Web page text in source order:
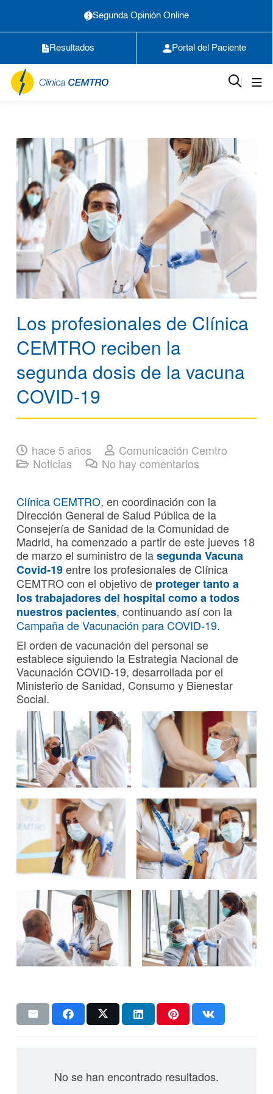
Segunda Opinión Online
Resultados Portal del Paciente
Los profesionales de Clínica
CEMTRO reciben la
segunda dosis de la vacuna
COVID-19
hace 5 años
Comunicación Cemtro
Noticias
No hay comentarios
Clínica CEMTRO, en coordinación con la
Dirección General de Salud Pública de la
Consejería de Sanidad de la Comunidad de
Madrid, ha comenzado a partir de este jueves 18
de marzo el suministro de lasegunda Vacuna
Covid-19entre los profesionales de Clínica
CEMTRO con el objetivo de proteger tanto a
los trabajadores del hospital como a todos
nuestros pacientes, continuando así con la
Campaña de Vacunación para COVID-19.
El orden de vacunación del personal se
establece siguiendo la Estrategia Nacional de
Vacunación COVID-19, desarrollada por el
Ministerio de Sanidad, Consumo y Bienestar
Social.
No se han encontrado resultados.